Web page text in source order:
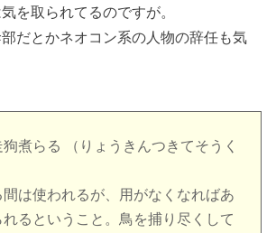
を取られてるのですが。
だとかネオコン系の人物の辞任も気
狗煮らる （りょうきんつきてそうく
は使われるが、用がなくなればあ
るということ。鳥を捕り尽くして